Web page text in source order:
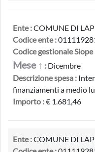
Ente :COMUNE DI
Codice ente :
Codice gestionale Siope
Mese ↑ : Dicembre
Descrizione spesa :
finanziamenti a medio
Importo :€ 1.681,46
Ente :COMUNE DI